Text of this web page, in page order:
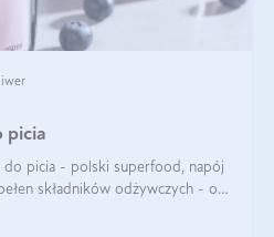
picia
do picia - polski superfood, napój
składników odżywczych - o